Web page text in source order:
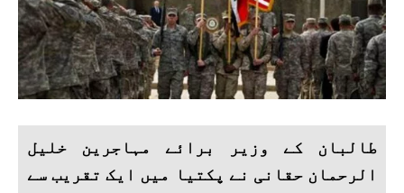
طالبان کے وزیر برائے مہاجرین خلیل
الرحمان حقانی نے پکتیا میں ایک تقریب سے